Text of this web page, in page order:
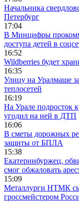
Начальника
Петербург
17:04
В Минцифры
доступа детей в
16:52
Wildberries будет
16:35
Улицу на Уралмаше
теплосетей
16:19
На Урале подросток
угодил на ней в ДТП
16:06
В сметы дорожных
защиты от БПЛА
15:38
Екатеринбуржец,
смог обжаловать
15:09
Металлурги НТМК
гроссмейстером